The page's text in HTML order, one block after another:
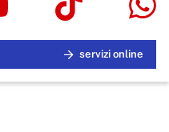
servizi online